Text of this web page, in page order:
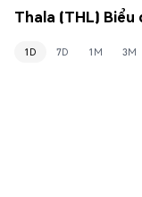
Thala (THL)
1D 7D 1M 3M